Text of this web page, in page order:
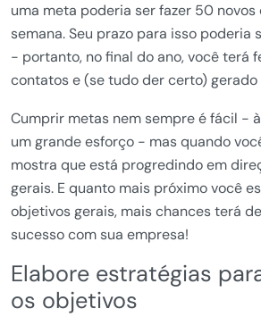
uma meta poderia ser fazer 50
semana. Seu prazo para isso poderia
- portanto, no final do ano, você terá
contatos e (se tudo der certo) gerado
Cumprir metas nem sempre é fácil -
um grande esforço - mas quando
mostra que está progredindo em
gerais. E quanto mais próximo você
objetivos gerais, mais chances terá
sucesso com sua empresa!
Elabore estratégias
os objetivos